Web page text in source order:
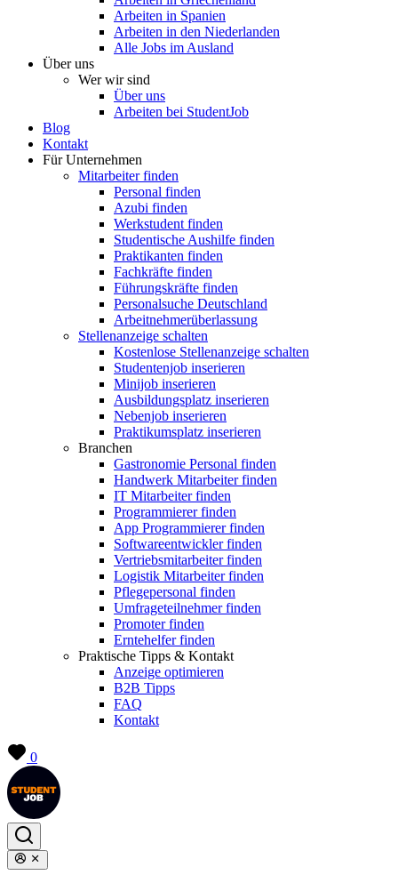
Arbeiten in Spanien
Arbeiten in den Niederlanden
Alle Jobs im Ausland
Über uns
Wer wir sind
Über uns
Arbeiten bei StudentJob
Blog
Kontakt
Für Unternehmen
Mitarbeiter finden
Personal finden
Azubi finden
Werkstudent finden
Studentische Aushilfe finden
Praktikanten finden
Fachkräfte finden
Führungskräfte finden
Personalsuche Deutschland
Arbeitnehmerüberlassung
Stellenanzeige schalten
Kostenlose Stellenanzeige schalten
Studentenjob inserieren
Minijob inserieren
Ausbildungsplatz inserieren
Nebenjob inserieren
Praktikumsplatz inserieren
Branchen
Gastronomie Personal finden
Handwerk Mitarbeiter finden
IT Mitarbeiter finden
Programmierer finden
App Programmierer finden
Softwareentwickler finden
Vertriebsmitarbeiter finden
Logistik Mitarbeiter finden
Pflegepersonal finden
Umfrageteilnehmer finden
Promoter finden
Erntehelfer finden
Praktische Tipps & Kontakt
Anzeige optimieren
B2B Tipps
FAQ
Kontakt
0